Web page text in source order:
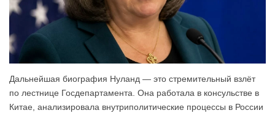
Дальнейшая биография Нуланд — это стремительный взлёт
по лестнице Госдепартамента. Она работала в консульстве в
Китае, анализировала внутриполитические процессы в России